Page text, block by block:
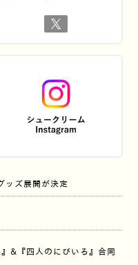
ッズ展開が決定
&『四人のにびいろ』合同